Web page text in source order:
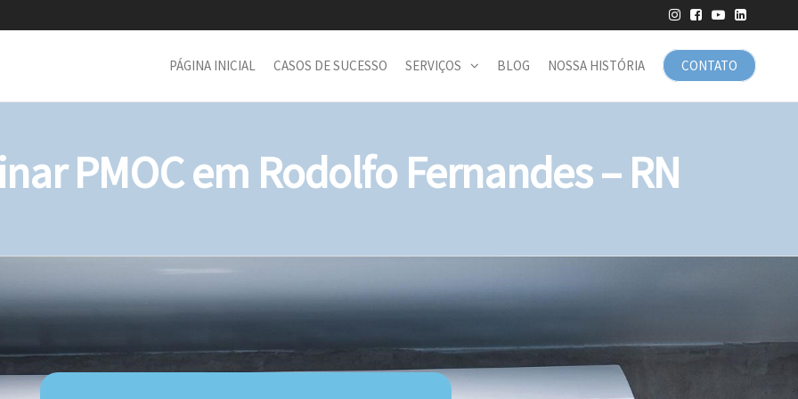
CONTATO
PÁGINA INICIAL CASOS DE SUCESSO SERVIÇOS BLOG NOSSA HISTÓRIA
PMOC em Rodolfo Fernandes – RN